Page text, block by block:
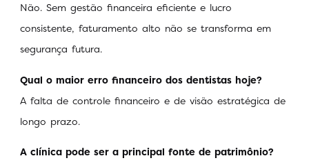
Não. Sem gestão financeira eficiente e lucro
consistente, faturamento alto não se transforma em
segurança futura.
Qual o maior erro financeiro dos dentistas hoje?
A falta de controle financeiro e de visão estratégica de
longo prazo.
A clínica pode ser a principal fonte de patrimônio?